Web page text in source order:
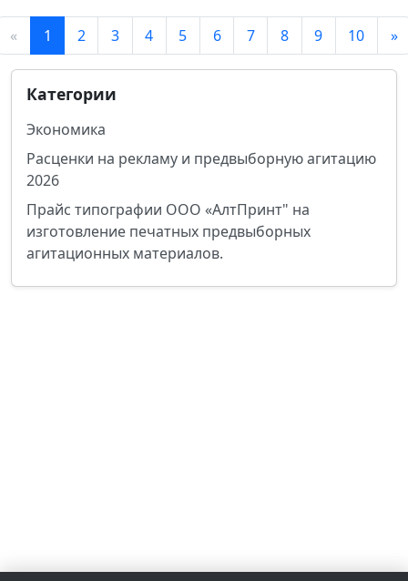
« 1 2 3 4 5 6 7 8 9 10 »
Категории
Экономика
Расценки на рекламу и предвыборную агитацию
2026
Прайс типографии ООО «АлтПринт" на
изготовление печатных предвыборных
агитационных материалов.